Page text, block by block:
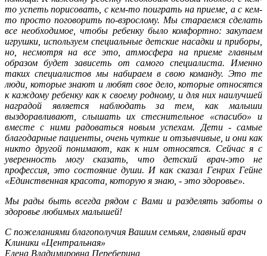
то успеть порисовать, с кем-то поиграть на приеме, а с кем-
то просто поговорить по-взрослому. Мы стараемся сделать
все необходимое, чтобы ребенку было комфортно: закупаем
игрушки, используем специальные детские насадки и приборы,
но, несмотря на все это, атмосфера на приеме главным
образом будет зависеть от самого специалиста. Именно
таких специалистов мы набираем в свою команду. Это те
люди, которые знают и любят свое дело, которые относятся
к каждому ребенку как к своему родному, и для них наилучшей
наградой является наблюдать за тем, как малыши
выздоравливают, слышать их стеснительное «спасибо» и
вместе с ними радоваться новым успехам. Дети - самые
благодарные пациенты, очень чуткие и отзывчивые, и они как
никто другой понимают, как к ним относятся. Сейчас я с
уверенность могу сказать, что детский врач-это не
профессия, это состояние души. И как сказал Генрих Гейне
«Единственная красота, которую я знаю, - это здоровье».
Мы рады быть всегда рядом с Вами и разделять заботы о
здоровье любимых малышей!
С пожеланиями благополучия Вашим семьям, главный врач
Клиники «Центральная»
Елена Владимировна Переберина